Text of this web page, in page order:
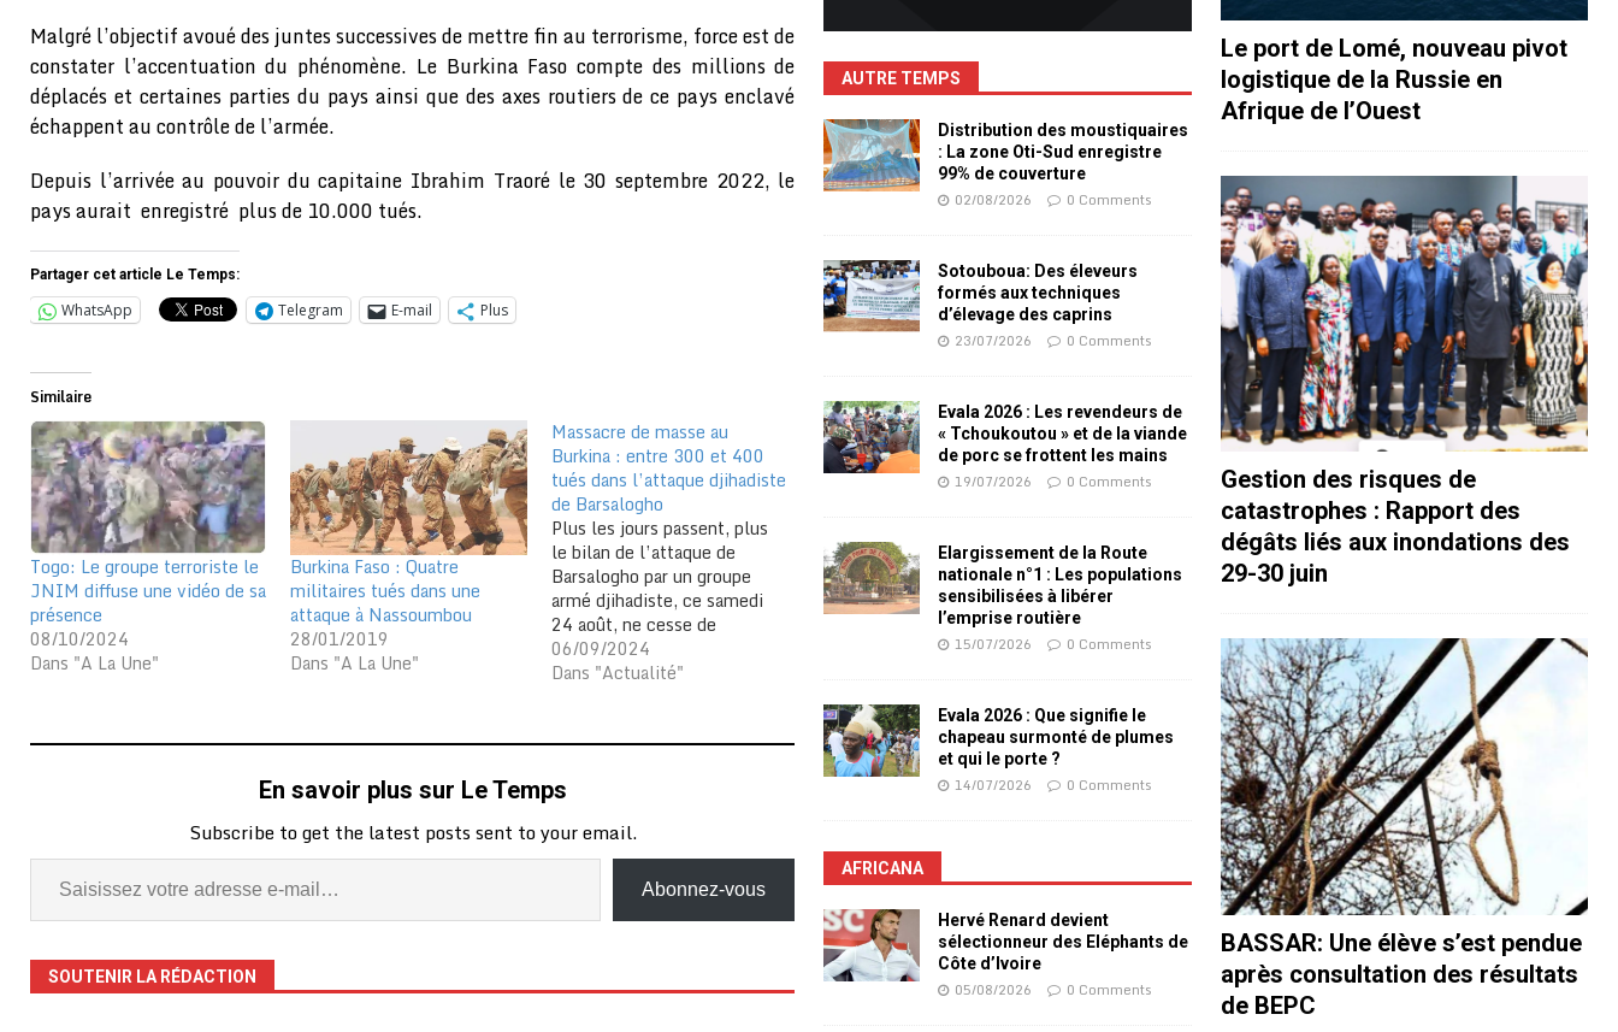
Malgré l’objectif avoué des juntes successives de mettre fin au terrorisme, force est de
constater l’accentuation du phénomène. Le Burkina Faso compte des millions de
déplacés et certaines parties du pays ainsi que des axes routiers de ce pays enclavé
échappent au contrôle de l’armée.
Depuis l’arrivée au pouvoir du capitaine Ibrahim Traoré le 30 septembre 2022, le
pays aurait enregistré plus de 10.000 tués.
Partager cet article Le Temps:
WhatsApp Telegram E-mail Plus
Similaire
Togo: Le groupe terroriste le
JNIM diffuse une vidéo de sa
présence
08/10/2024
Dans "A La Une"
Burkina Faso : Quatre
militaires tués dans une
attaque à Nassoumbou
28/01/2019
Dans "A La Une"
Massacre de masse au
Burkina : entre 300 et 400
tués dans l’attaque djihadiste
de Barsalogho
Plus les jours passent, plus
le bilan de l’attaque de
Barsalogho par un groupe
armé djihadiste, ce samedi
24 août, ne cesse de
s’alourdir. Il s’élève
désormais à au moins 300
voire à 400 selon leCollectif
(CJB), créé au lendemain
06/09/2024
Dans "Actualité"
En savoir plus sur Le Temps
Subscribe to get the latest posts sent to your email.
Abonnez-vous
SOUTENIR LA RÉDACTION
AUTRE TEMPS
Distribution des moustiquaires
: La zone Oti-Sud enregistre
99% de couverture
02/08/2026 0 Comments
Sotouboua: Des éleveurs
formés aux techniques
d’élevage des caprins
23/07/2026 0 Comments
Evala 2026 : Les revendeurs de
« Tchoukoutou » et de la viande
de porc se frottent les mains
19/07/2026 0 Comments
Elargissement de la Route
nationale n°1 : Les populations
sensibilisées à libérer
l’emprise routière
15/07/2026 0 Comments
Evala 2026 : Que signifie le
chapeau surmonté de plumes
et qui le porte ?
14/07/2026 0 Comments
AFRICANA
Hervé Renard devient
sélectionneur des Eléphants de
Côte d’Ivoire
05/08/2026 0 Comments
Le port de Lomé, nouveau pivot
logistique de la Russie en
Afrique de l’Ouest
Gestion des risques de
catastrophes : Rapport des
dégâts liés aux inondations des
29-30 juin
BASSAR: Une élève s’est pendue
après consultation des résultats
de BEPC